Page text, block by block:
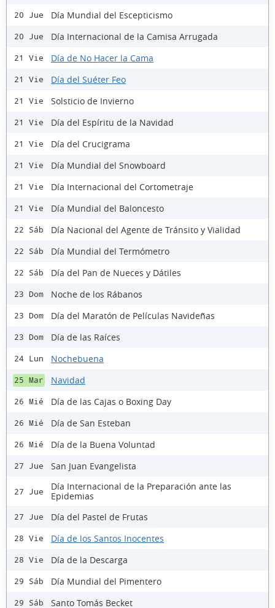
20 Jue Día Mundial del Escepticismo
20 Jue Día Internacional de la Camisa Arrugada
21 Vie Día de No Hacer la Cama
21 Vie Día del Suéter Feo
21 Vie Solsticio de Invierno
21 Vie Día del Espíritu de la Navidad
21 Vie Día del Crucigrama
21 Vie Día Mundial del Snowboard
21 Vie Día Internacional del Cortometraje
21 Vie Día Mundial del Baloncesto
22 Sáb Día Nacional del Agente de Tránsito y Vialidad
22 Sáb Día Mundial del Termómetro
22 Sáb Día del Pan de Nueces y Dátiles
23 Dom Noche de los Rábanos
23 Dom Día del Maratón de Películas Navideñas
23 Dom Día de las Raíces
24 Lun Nochebuena
25 Mar Navidad
26 Mié Día de las Cajas o Boxing Day
26 Mié Día de San Esteban
26 Mié Día de la Buena Voluntad
27 Jue San Juan Evangelista
27 Jue
Día Internacional de la Preparación ante las
Epidemias
27 Jue Día del Pastel de Frutas
28 Vie Día de los Santos Inocentes
28 Vie Día de la Descarga
29 Sáb Día Mundial del Pimentero
29 Sáb Santo Tomás Becket